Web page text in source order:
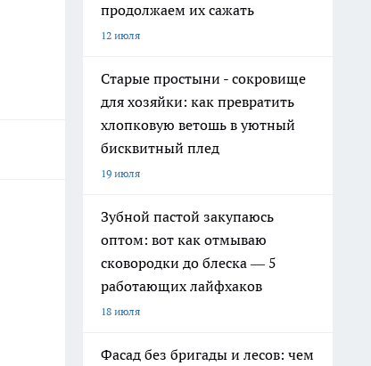
продолжаем их сажать
12 июля
Старые простыни - сокровище
для хозяйки: как превратить
хлопковую ветошь в уютный
бисквитный плед
19 июля
Зубной пастой закупаюсь
оптом: вот как отмываю
сковородки до блеска — 5
работающих лайфхаков
18 июля
Фасад без бригады и лесов: чем